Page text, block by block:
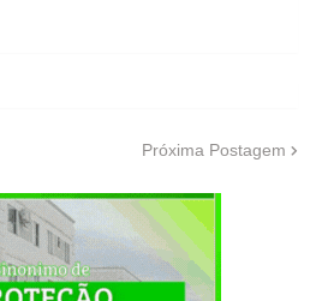
Próxima Postagem